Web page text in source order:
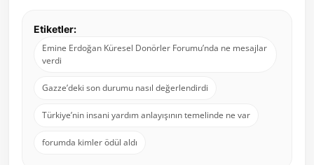
Etiketler:
Emine Erdoğan Küresel Donörler Forumu’nda ne mesajlar
verdi
Gazze’deki son durumu nasıl değerlendirdi
Türkiye’nin insani yardım anlayışının temelinde ne var
forumda kimler ödül aldı